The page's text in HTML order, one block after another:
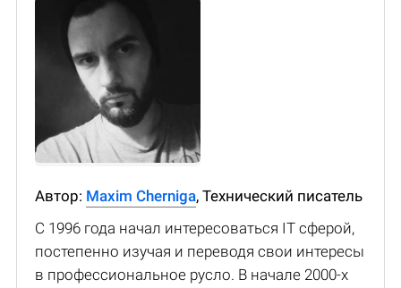
Автор: Maxim Cherniga, Технический писатель
С 1996 года начал интересоваться IT сферой,
постепенно изучая и переводя свои интересы
в профессиональное русло. В начале 2000-х